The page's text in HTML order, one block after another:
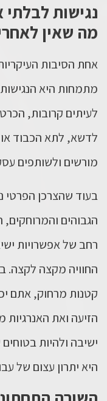
נגישות
מה שאין
אחת הסיבות
מתמחות היא
לעיתים קרובות,
מורשים ולשותפים
בעוד שהצרכן הפרטי
הגבוהים
רחב של אפשרויות
החוויה מקצה לקצה.
קטנות מרחוק, אתם
הזיעה ואת האנרגיות
ישיבה ולהיות
היא יתרון עצום של